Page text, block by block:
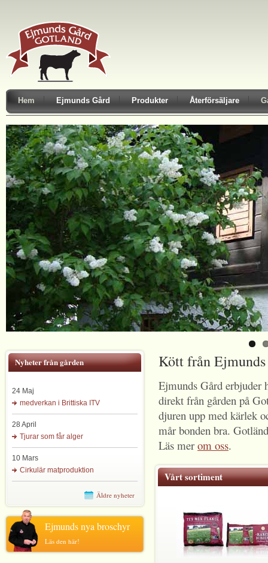
Hem Ejmunds Gård Produkter Återförsäljare
Nyheter från gården
24 Maj
medverkan i Brittiska ITV
28 April
Tjurar som får alger
10 Mars
Cirkulär matproduktion
Äldre nyheter
Ejmunds nya broschyr
Läs den här!
Kött från
Ejmunds Gård erbjuder
direkt från gården på
djuren upp med kärlek
mår bonden bra.
Läs mer om oss.
Vårt sortiment